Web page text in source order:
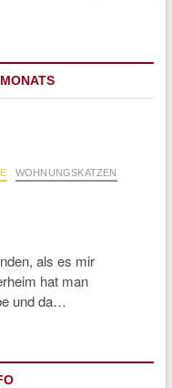
WOHNUNGSKATZEN
als es mir
hat man
und da…